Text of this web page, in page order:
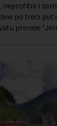
neprofitni i
po treći put
prirode